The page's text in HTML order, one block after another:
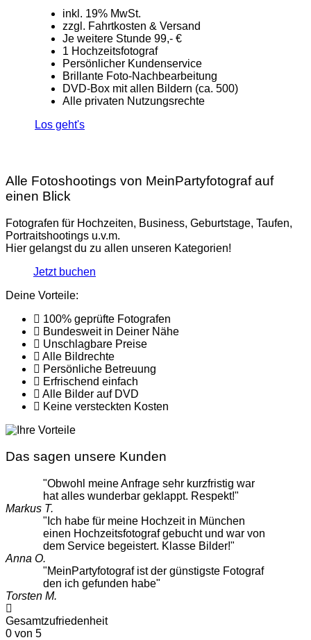
inkl. 19% MwSt.
zzgl. Fahrtkosten & Versand
Je weitere Stunde 99,- €
1 Hochzeitsfotograf
Persönlicher Kundenservice
Brillante Foto-Nachbearbeitung
DVD-Box mit allen Bildern (ca. 500)
Alle privaten Nutzungsrechte
Los geht's
Alle Fotoshootings von MeinPartyfotograf auf
einen Blick
Fotografen für Hochzeiten, Business, Geburtstage, Taufen,
Portraitshootings u.v.m.
Hier gelangst du zu allen unseren Kategorien!
Jetzt buchen
Deine Vorteile:
100% geprüfte Fotografen
Bundesweit in Deiner Nähe
Unschlagbare Preise
Alle Bildrechte
Persönliche Betreuung
Erfrischend einfach
Alle Bilder auf DVD
Keine versteckten Kosten
Das sagen unsere Kunden
"Obwohl meine Anfrage sehr kurzfristig war
hat alles wunderbar geklappt. Respekt!"
Markus T.
"Ich habe für meine Hochzeit in München
einen Hochzeitsfotograf gebucht und war von
dem Service begeistert. Klasse Bilder!"
Anna O.
"MeinPartyfotograf ist der günstigste Fotograf
den ich gefunden habe"
Torsten M.
Gesamtzufriedenheit
0 von 5